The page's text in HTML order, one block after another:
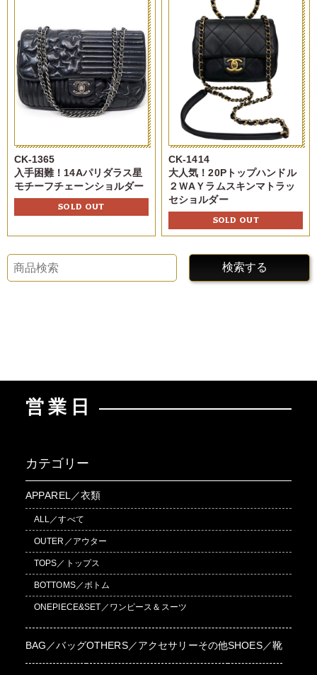
CK-1365
入手困難！14Aパリダラス星
モチーフチェーンショルダー
SOLD OUT
CK-1414
大人気！20Pトップハンドル
２ＷAＹラムスキンマトラッ
セショルダー
SOLD OUT
検索する
営業日
カテゴリー
APPAREL／衣類
ALL／すべて
OUTER／アウター
TOPS／トップス
BOTTOMS／ボトム
ONEPIECE&SET／ワンピース＆スーツ
BAG／バッグOTHERS／アクセサリーその他SHOES／靴